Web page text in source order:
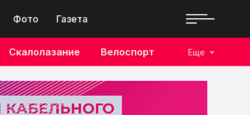
Фото Газета
Скалолазание Велоспорт Еще